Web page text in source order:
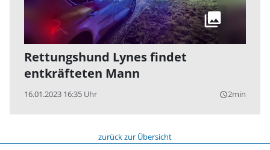
Rettungshund Lynes findet
entkräfteten Mann
16.01.2023 16:35 Uhr query_builder2min
zurück zur Übersicht